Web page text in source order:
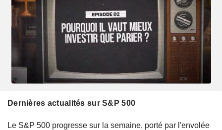
Dernières actualités sur S&P 500
Le S&P 500 progresse sur la semaine, porté par l'envolée